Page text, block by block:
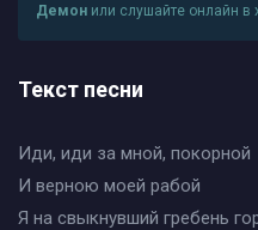
Демон или слушайте онлайн в
Текст песни
Иди, иди за мной, покорной
И верною моей рабой
Я на свыкнувший гребень